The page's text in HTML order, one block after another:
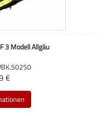
3 Modell Allgäu
€